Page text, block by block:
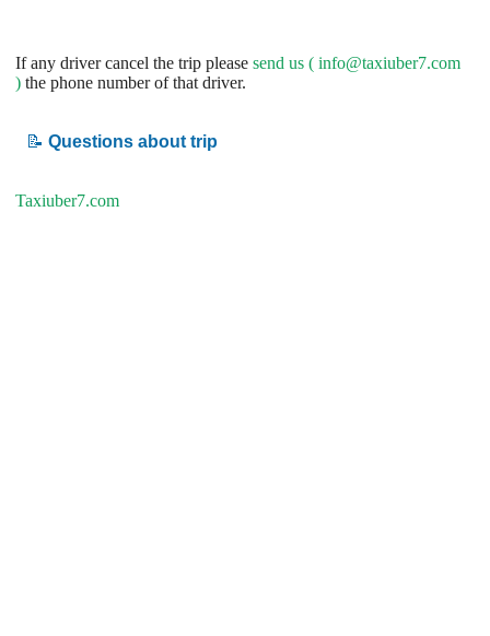
If any driver cancel the trip please send us ( info@taxiuber7.com
) the phone number of that driver.
📝 Questions about trip
Taxiuber7.com